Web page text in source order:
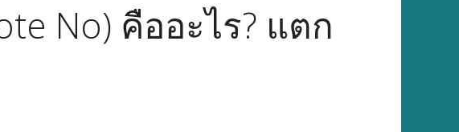
No) คืออะไร? แตก